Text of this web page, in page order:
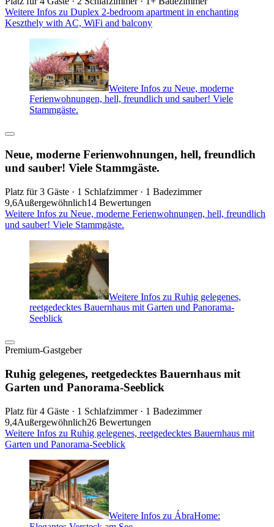
Weitere Infos zu Duplex 2-bedroom apartment in enchanting
Keszthely with AC, WiFi and balcony
Weitere Infos zu Neue, moderne
Ferienwohnungen, hell, freundlich und sauber! Viele
Stammgäste.
Neue, moderne Ferienwohnungen, hell, freundlich
und sauber! Viele Stammgäste.
Platz für 3 Gäste · 1 Schlafzimmer · 1 Badezimmer
9,6Außergewöhnlich14 Bewertungen
Weitere Infos zu Neue, moderne Ferienwohnungen, hell, freundlich
und sauber! Viele Stammgäste.
Weitere Infos zu Ruhig gelegenes,
reetgedecktes Bauernhaus mit Garten und Panorama-
Seeblick
Premium-Gastgeber
Ruhig gelegenes, reetgedecktes Bauernhaus mit
Garten und Panorama-Seeblick
Platz für 4 Gäste · 1 Schlafzimmer · 1 Badezimmer
9,4Außergewöhnlich26 Bewertungen
Weitere Infos zu Ruhig gelegenes, reetgedecktes Bauernhaus mit
Garten und Panorama-Seeblick
Weitere Infos zu ÁbraHome: